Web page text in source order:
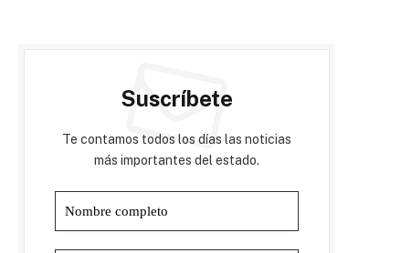
Suscríbete
Te contamos todos los días las noticias
más importantes del estado.